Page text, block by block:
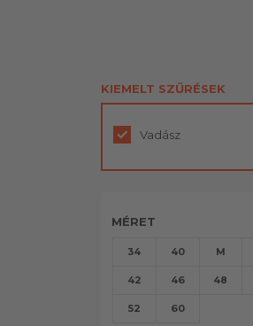
KIEMELT SZŰRÉSEK
Vadász
MÉRET
34 40 M
42 46 48
52 60